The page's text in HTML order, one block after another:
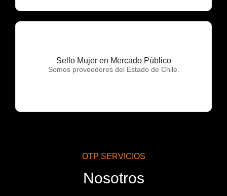
Sello Mujer en Mercado Público
Somos proveedores del Estado de Chile.
OTP Servicios
OTP SERVICIOS
Nosotros